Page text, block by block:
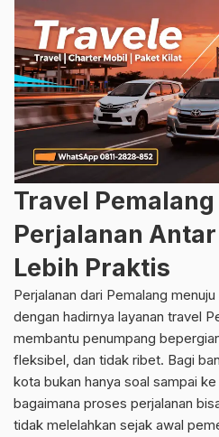
Travel
Perjalanan
Lebih Praktis
Perjalanan dari Pemalang
dengan hadirnya layanan travel
membantu penumpang
fleksibel, dan tidak ribet. Bagi
kota bukan hanya soal sampai
bagaimana proses perjalanan
tidak melelahkan sejak awal